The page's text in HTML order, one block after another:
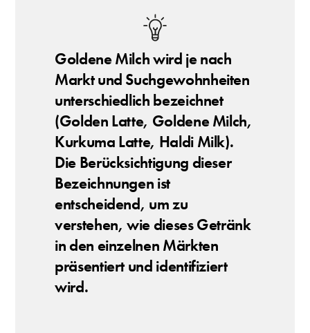
Goldene Milch wird je nach
Markt und Suchgewohnheiten
unterschiedlich bezeichnet
(Golden Latte, Goldene Milch,
Kurkuma Latte, Haldi Milk).
Die Berücksichtigung dieser
Bezeichnungen ist
entscheidend, um zu
verstehen, wie dieses Getränk
in den einzelnen Märkten
präsentiert und identifiziert
wird.